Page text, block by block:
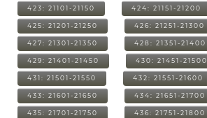
423: 21101-21150 424: 21151-21200
425: 21201-21250 426: 21251-21300
427: 21301-21350 428: 21351-21400
429: 21401-21450 430: 21451-21500
431: 21501-21550 432: 21551-21600
433: 21601-21650 434: 21651-21700
435: 21701-21750 436: 21751-21800